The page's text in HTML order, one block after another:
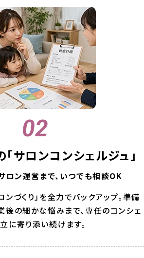
「サロンコンシェルジュ」
ロン運営まで、いつでも相談OK
づくり」を全力でバックアップ。準備
後の細かな悩みまで、専任のコンシェ
に寄り添い続けます。